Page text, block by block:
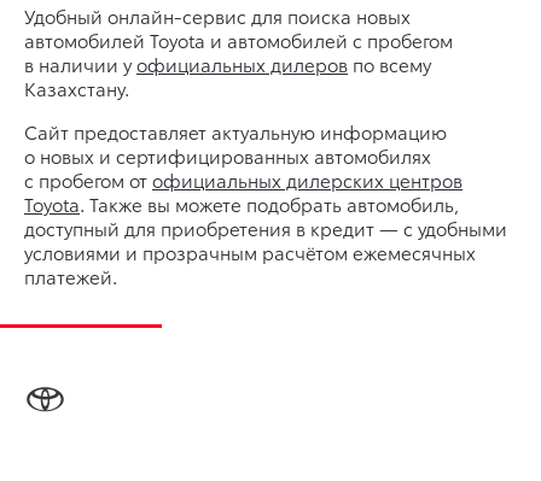
Удобный онлайн-сервис для поиска новых
автомобилей Toyota и автомобилей с пробегом
в наличии уофициальных дилеров по всему
Казахстану.
Сайт предоставляет актуальную информацию
о новых и сертифицированных автомобилях
с пробегом отофициальных дилерских центров
Toyota. Также вы можете подобрать автомобиль,
доступный для приобретения в кредит — с удобными
условиями и прозрачным расчётом ежемесячных
платежей.